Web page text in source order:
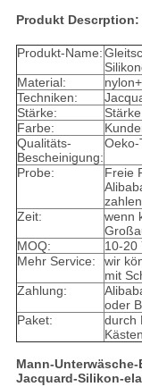
Produkt Descrption:
Produkt-Name:
Material:
Techniken:
Stärke:
Farbe:
Qualitäts-
Bescheinigung:
Oeko-
Probe:
Freie
zahlen
Zeit:
wenn
MOQ:
10-20
Mehr Service:
wir
mit
Zahlung:
oder
Paket:
durch
Kästen
Mann-
Jacquard-Silikon-